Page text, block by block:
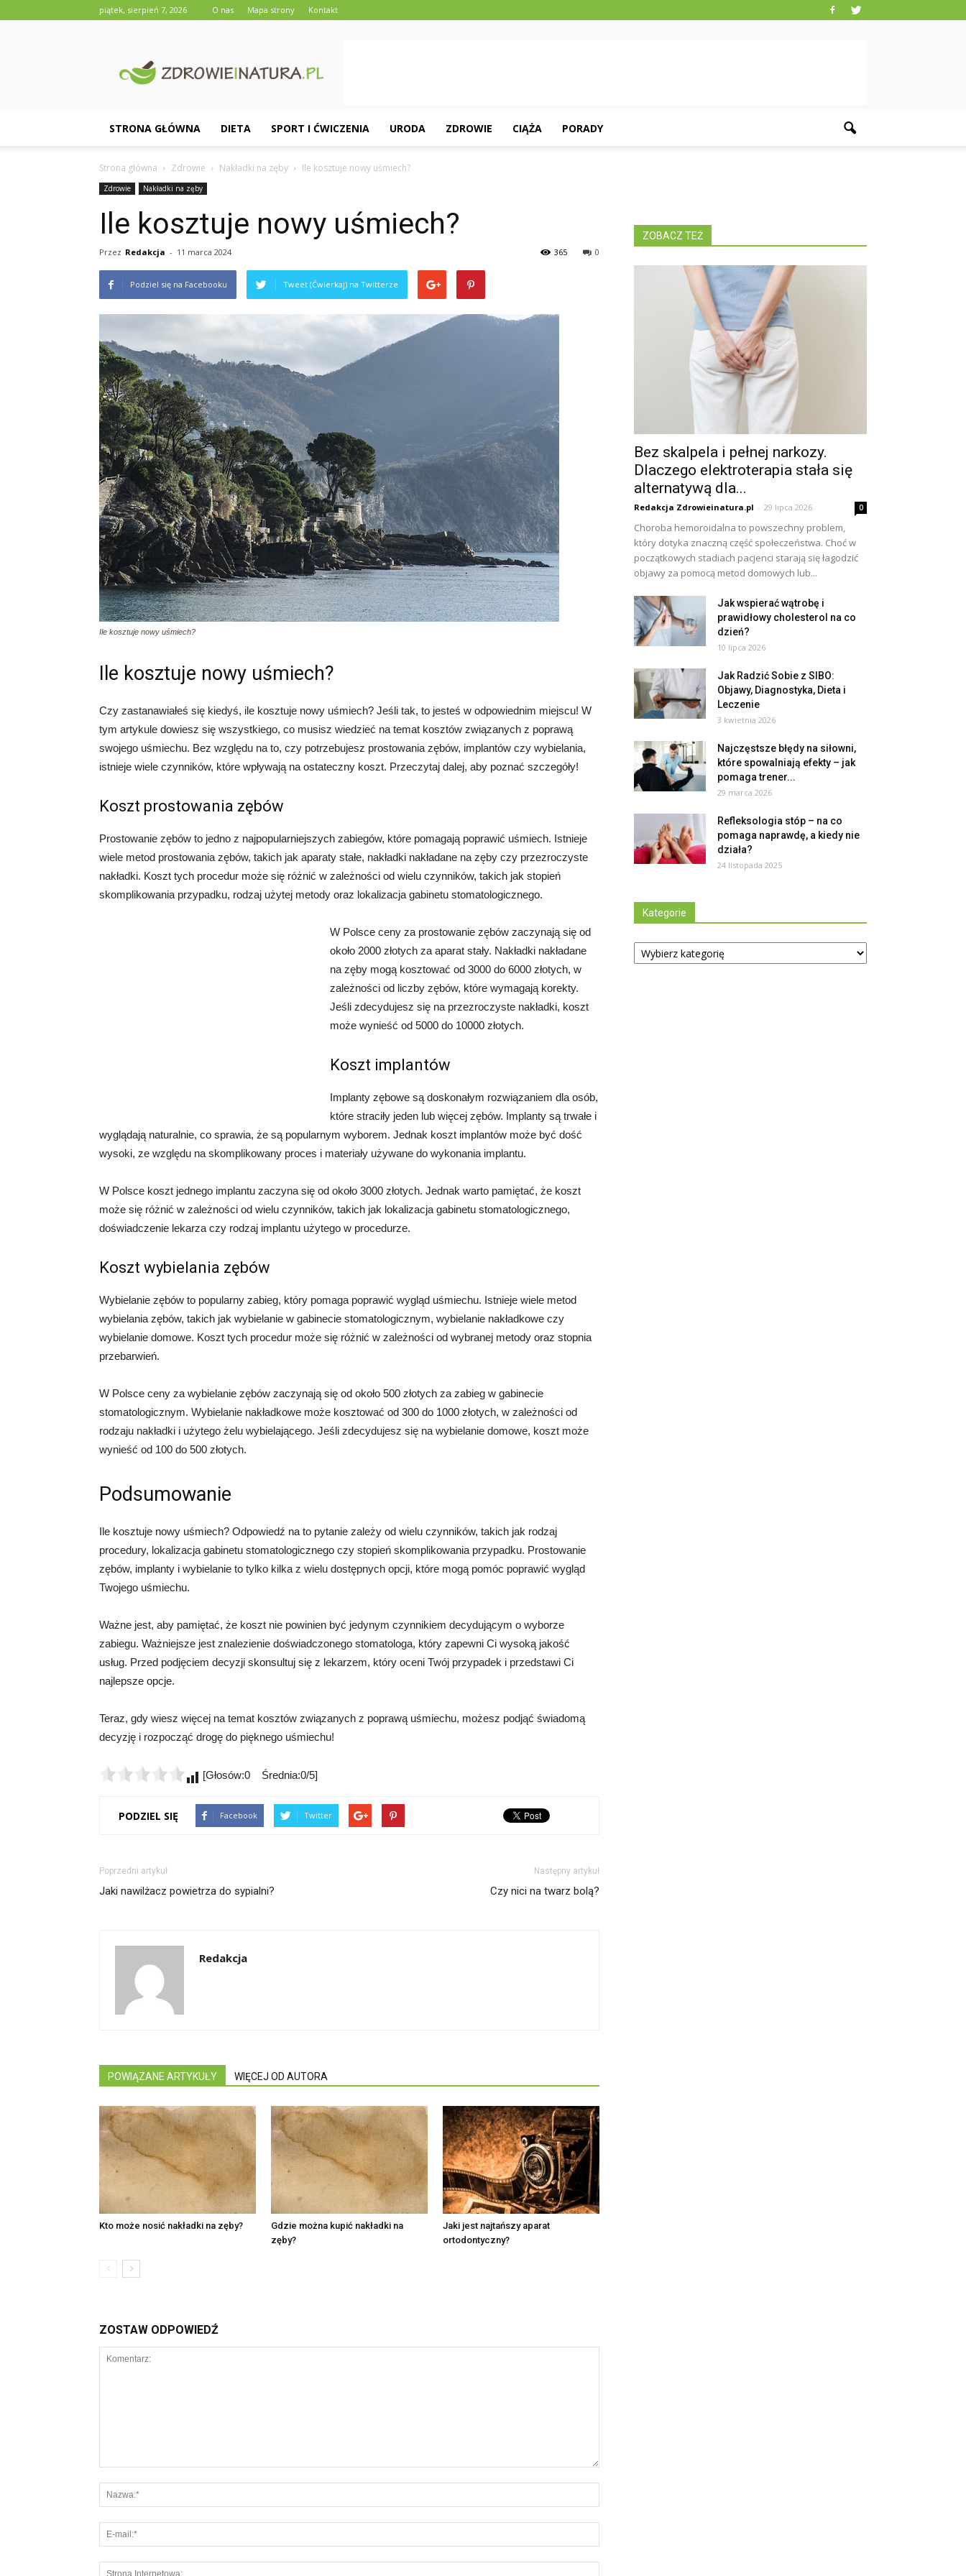
piątek, sierpień 7, 2026 O nas Mapa strony Kontakt
STRONA GŁÓWNA DIETA SPORT I ĆWICZENIA URODA ZDROWIE CIĄŻA PORADY
Strona główna Zdrowie Nakładki na zęby Ile kosztuje nowy uśmiech?
Zdrowie Nakładki na zęby
Ile kosztuje nowy uśmiech?
Przez Redakcja - 11 marca 2024 0
365
Podziel się na Facebooku Tweet (Ćwierkaj) na Twitterze
Ile kosztuje nowy uśmiech?
Ile kosztuje nowy uśmiech?
Czy zastanawiałeś się kiedyś, ile kosztuje nowy uśmiech? Jeśli tak, to jesteś w odpowiednim miejscu! W
tym artykule dowiesz się wszystkiego, co musisz wiedzieć na temat kosztów związanych z poprawą
swojego uśmiechu. Bez względu na to, czy potrzebujesz prostowania zębów, implantów czy wybielania,
istnieje wiele czynników, które wpływają na ostateczny koszt. Przeczytaj dalej, aby poznać szczegóły!
Koszt prostowania zębów
Prostowanie zębów to jedno z najpopularniejszych zabiegów, które pomagają poprawić uśmiech. Istnieje
wiele metod prostowania zębów, takich jak aparaty stałe, nakładki nakładane na zęby czy przezroczyste
nakładki. Koszt tych procedur może się różnić w zależności od wielu czynników, takich jak stopień
skomplikowania przypadku, rodzaj użytej metody oraz lokalizacja gabinetu stomatologicznego.
W Polsce ceny za prostowanie zębów zaczynają się od
około 2000 złotych za aparat stały. Nakładki nakładane
na zęby mogą kosztować od 3000 do 6000 złotych, w
zależności od liczby zębów, które wymagają korekty.
Jeśli zdecydujesz się na przezroczyste nakładki, koszt
może wynieść od 5000 do 10000 złotych.
Koszt implantów
Implanty zębowe są doskonałym rozwiązaniem dla osób,
które straciły jeden lub więcej zębów. Implanty są trwałe i
wyglądają naturalnie, co sprawia, że są popularnym wyborem. Jednak koszt implantów może być dość
wysoki, ze względu na skomplikowany proces i materiały używane do wykonania implantu.
W Polsce koszt jednego implantu zaczyna się od około 3000 złotych. Jednak warto pamiętać, że koszt
może się różnić w zależności od wielu czynników, takich jak lokalizacja gabinetu stomatologicznego,
doświadczenie lekarza czy rodzaj implantu użytego w procedurze.
Koszt wybielania zębów
Wybielanie zębów to popularny zabieg, który pomaga poprawić wygląd uśmiechu. Istnieje wiele metod
wybielania zębów, takich jak wybielanie w gabinecie stomatologicznym, wybielanie nakładkowe czy
wybielanie domowe. Koszt tych procedur może się różnić w zależności od wybranej metody oraz stopnia
przebarwień.
W Polsce ceny za wybielanie zębów zaczynają się od około 500 złotych za zabieg w gabinecie
stomatologicznym. Wybielanie nakładkowe może kosztować od 300 do 1000 złotych, w zależności od
rodzaju nakładki i użytego żelu wybielającego. Jeśli zdecydujesz się na wybielanie domowe, koszt może
wynieść od 100 do 500 złotych.
Podsumowanie
Ile kosztuje nowy uśmiech? Odpowiedź na to pytanie zależy od wielu czynników, takich jak rodzaj
procedury, lokalizacja gabinetu stomatologicznego czy stopień skomplikowania przypadku. Prostowanie
zębów, implanty i wybielanie to tylko kilka z wielu dostępnych opcji, które mogą pomóc poprawić wygląd
Twojego uśmiechu.
Ważne jest, aby pamiętać, że koszt nie powinien być jedynym czynnikiem decydującym o wyborze
zabiegu. Ważniejsze jest znalezienie doświadczonego stomatologa, który zapewni Ci wysoką jakość
usług. Przed podjęciem decyzji skonsultuj się z lekarzem, który oceni Twój przypadek i przedstawi Ci
najlepsze opcje.
Teraz, gdy wiesz więcej na temat kosztów związanych z poprawą uśmiechu, możesz podjąć świadomą
decyzję i rozpocząć drogę do pięknego uśmiechu!
[Głosów:0 Średnia:0/5]
PODZIEL SIĘ Facebook Twitter
Poprzedni artykuł
Jaki nawilżacz powietrza do sypialni?
Następny artykuł
Czy nici na twarz bolą?
Redakcja
POWIĄZANE ARTYKUŁY WIĘCEJ OD AUTORA
Kto może nosić nakładki na zęby?
Gdzie można kupić nakładki na
zęby?
Jaki jest najtańszy aparat
ortodontyczny?
ZOSTAW ODPOWIEDŹ
ZOBACZ TEŻ
Bez skalpela i pełnej narkozy.
Dlaczego elektroterapia stała się
alternatywą dla...
Redakcja Zdrowieinatura.pl - 29 lipca 2026 0
Choroba hemoroidalna to powszechny problem,
który dotyka znaczną część społeczeństwa. Choć w
początkowych stadiach pacjenci starają się łagodzić
objawy za pomocą metod domowych lub...
Jak wspierać wątrobę i
prawidłowy cholesterol na co
dzień?
10 lipca 2026
Jak Radzić Sobie z SIBO:
Objawy, Diagnostyka, Dieta i
Leczenie
3 kwietnia 2026
Najczęstsze błędy na siłowni,
które spowalniają efekty – jak
pomaga trener...
29 marca 2026
Refleksologia stóp – na co
pomaga naprawdę, a kiedy nie
działa?
24 listopada 2025
Kategorie
Kategorie